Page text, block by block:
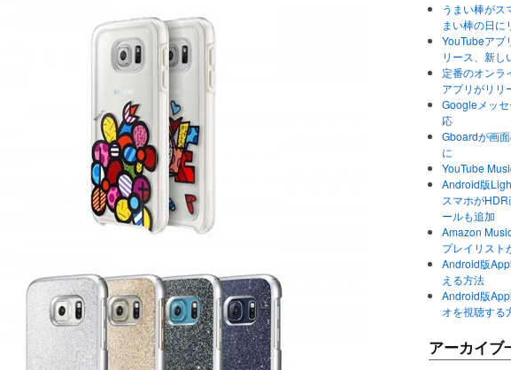
うまい棒がス
まい棒の日に
YouTubeアプ
リース、新し
定番のオンラ
アプリがリリ
Googleメッ
応
Gboardが画
に
YouTube
Android版
スマホが
ールも追加
Amazon
プレイリスト
Android版
える方法
Android版
オを視聴する
アーカイブ